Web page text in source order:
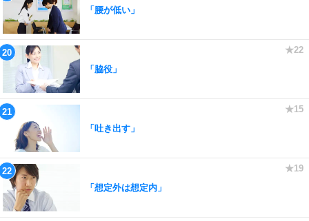
「腰が低い」
「脇役」
「吐き出す」
「想定外は想定内」